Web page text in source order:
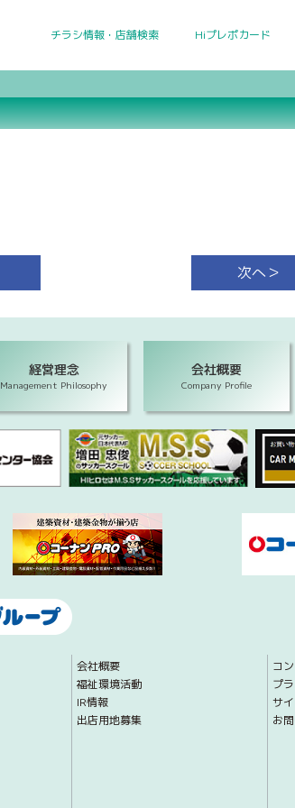
チラシ情報・店舗検索 Hiプレポカード
次へ＞
経営理念
Management Philosophy
会社概要
Company Profile
会社概要
福祉環境活動
IR情報
出店用地募集
コ
プ
サ
お